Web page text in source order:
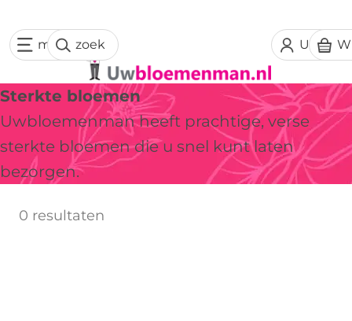
Uw
menuzoek
Sterkte bloemen
Uwbloemenman heeft prachtige, verse
sterkte bloemen die u snel kunt laten
bezorgen.
0 resultaten